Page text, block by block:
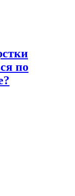
по